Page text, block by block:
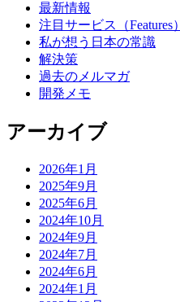
最新情報
注目サービス（Features）
私が想う日本の常識
解決策
過去のメルマガ
開発メモ
アーカイブ
2026年1月
2025年9月
2025年6月
2024年10月
2024年9月
2024年7月
2024年6月
2024年1月